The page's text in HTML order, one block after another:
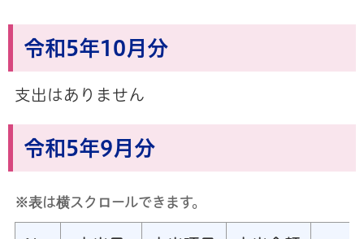
令和5年10月分
支出はありません
令和5年9月分
※表は横スクロールできます。